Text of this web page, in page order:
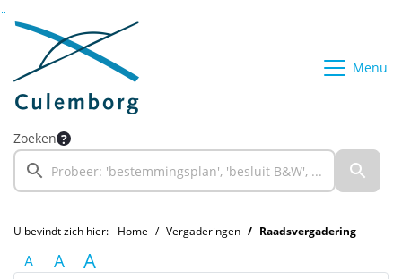
Ga naar de inhoud van deze pagina
Ga naar het zoeken
Ga naar het menu
Menu
Zoeken
U bevindt zich hier: Home Vergaderingen Raadsvergadering
A A A